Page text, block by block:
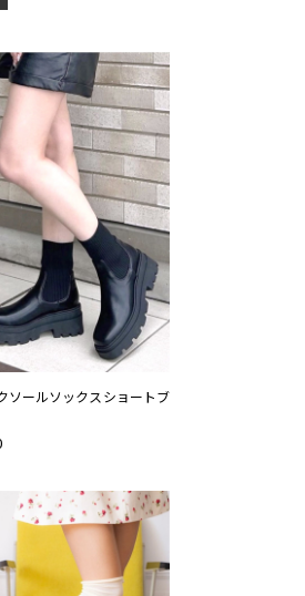
ソールソックスショートブ